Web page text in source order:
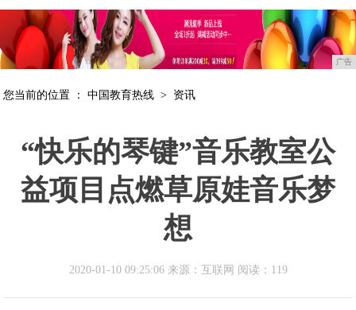
广告
您当前的位置 ：中国教育热线 > 资讯
“快乐的琴键”音乐教室公
益项目点燃草原娃音乐梦
想
2020-01-10 09:25:06 来源：互联网 阅读：119